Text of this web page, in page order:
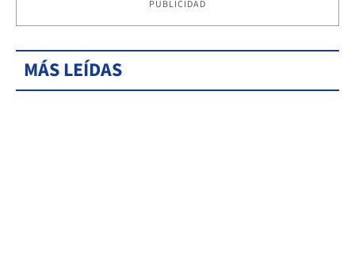
PUBLICIDAD
MÁS LEÍDAS